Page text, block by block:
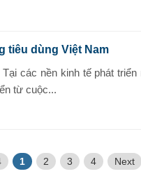
tiêu dùng Việt Nam
các nền kinh tế phát
từ cuộc...
1 2 3 4 Next